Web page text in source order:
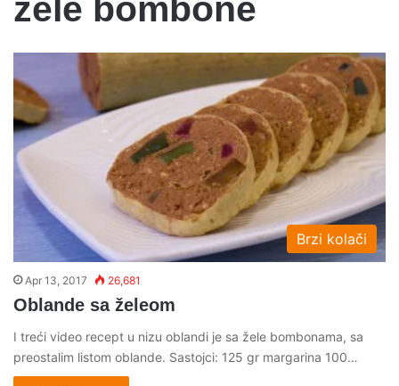
zele bombone
Brzi kolači
Apr 13, 2017 26,681
Oblande sa želeom
I treći video recept u nizu oblandi je sa žele bombonama, sa
preostalim listom oblande. Sastojci: 125 gr margarina 100…